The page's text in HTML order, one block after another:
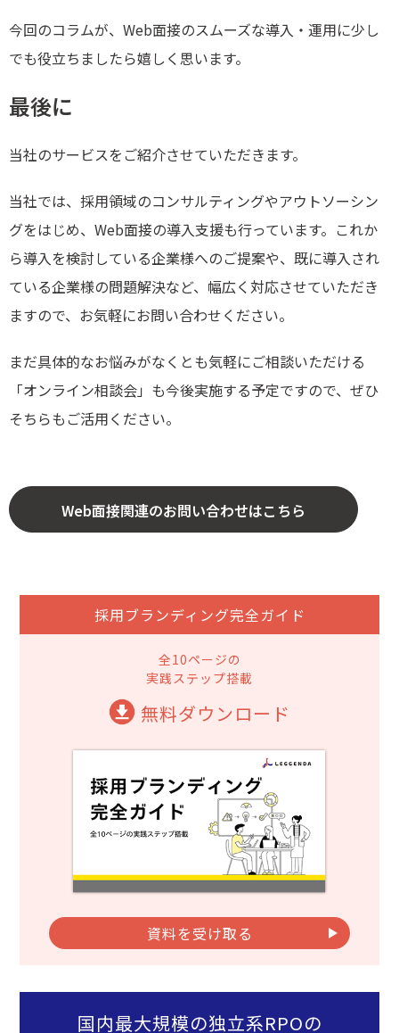
今回のコラムが、Web面接のスムーズな導入・運用に少し
でも役立ちましたら嬉しく思います。
最後に
当社のサービスをご紹介させていただきます。
当社では、採用領域のコンサルティングやアウトソーシン
グをはじめ、Web面接の導入支援も行っています。これか
ら導入を検討している企業様へのご提案や、既に導入され
ている企業様の問題解決など、幅広く対応させていただき
ますので、お気軽にお問い合わせください。
まだ具体的なお悩みがなくとも気軽にご相談いただける
「オンライン相談会」も今後実施する予定ですので、ぜひ
そちらもご活用ください。
Web面接関連のお問い合わせはこちら
採用ブランディング完全ガイド
全10ページの
実践ステップ搭載
無料ダウンロード
資料を受け取る
国内最大規模の独立系RPOの